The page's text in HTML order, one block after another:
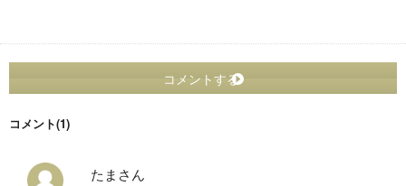
コメントする
コメント(1)
たまさん